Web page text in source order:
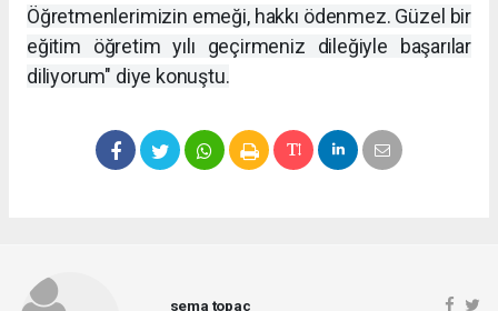
Öğretmenlerimizin emeği, hakkı ödenmez. Güzel bir
eğitim öğretim yılı geçirmeniz dileğiyle başarılar
diliyorum" diye konuştu.
sema topaç